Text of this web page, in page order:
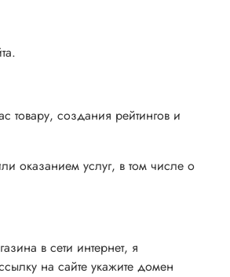
товару, создания рейтингов и
оказанием услуг, в том числе о
в сети интернет, я
на сайте укажите домен